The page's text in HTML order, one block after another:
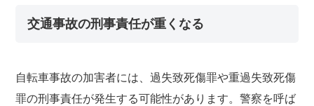
交通事故の刑事責任が重くなる
自転車事故の加害者には、過失致死傷罪や重過失致死傷
罪の刑事責任が発生する可能性があります。警察を呼ば